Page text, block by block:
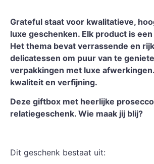
Grateful staat voor kwalitatieve,
luxe geschenken. Elk product is
Het thema bevat verrassende en
delicatessen om puur van te
verpakkingen met luxe
kwaliteit en verfijning.
Deze giftbox met heerlijke
relatiegeschenk. Wie maak jij blij?
Dit geschenk bestaat uit: